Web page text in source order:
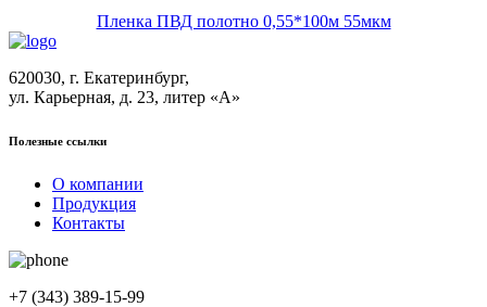
Пленка ПВД полотно 0,55*100м 55мкм
620030, г. Екатеринбург,
ул. Карьерная, д. 23, литер «А»
Полезные ссылки
О компании
Продукция
Контакты
+7 (343) 389-15-99